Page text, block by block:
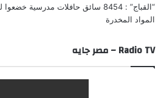
“القباج” : 8454 سائق حافلات
المواد المخدرة
Radio TV – مصر جايه